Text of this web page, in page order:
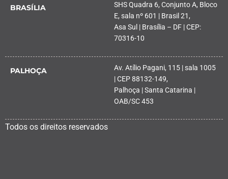
BRASÍLIA
SHS Quadra 6, Conjunto A, Bloco
E, sala nº 601 | Brasil 21,
Asa Sul | Brasília – DF | CEP:
70316-10
PALHOÇA
Av. Atílio Pagani, 115 | sala 1005
| CEP 88132-149,
Palhoça | Santa Catarina |
OAB/SC 453
Todos os direitos reservados